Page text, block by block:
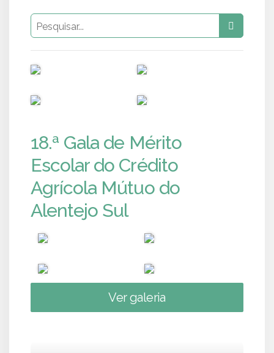
18.ª Gala de Mérito
Escolar do Crédito
Agrícola Mútuo do
Alentejo Sul
Ver galeria